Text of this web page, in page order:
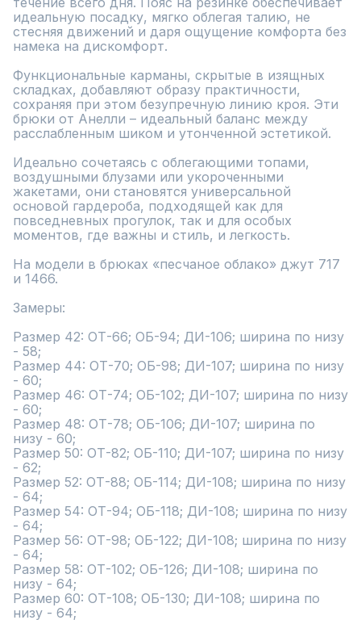
идеальную посадку, мягко облегая талию, не
стесняя движений и даря ощущение комфорта без
намека на дискомфорт.
Функциональные карманы, скрытые в изящных
складках, добавляют образу практичности,
сохраняя при этом безупречную линию кроя. Эти
брюки от Анелли – идеальный баланс между
расслабленным шиком и утонченной эстетикой.
Идеально сочетаясь с облегающими топами,
воздушными блузами или укороченными
жакетами, они становятся универсальной
основой гардероба, подходящей как для
повседневных прогулок, так и для особых
моментов, где важны и стиль, и легкость.
На модели в брюках «песчаное облако» джут 717
и 1466.
Замеры:
Размер 42: ОТ-66; ОБ-94; ДИ-106; ширина по низу
- 58;
Размер 44: ОТ-70; ОБ-98; ДИ-107; ширина по низу
- 60;
Размер 46: ОТ-74; ОБ-102; ДИ-107; ширина по низу
- 60;
Размер 48: ОТ-78; ОБ-106; ДИ-107; ширина по
низу - 60;
Размер 50: ОТ-82; ОБ-110; ДИ-107; ширина по низу
- 62;
Размер 52: ОТ-88; ОБ-114; ДИ-108; ширина по низу
- 64;
Размер 54: ОТ-94; ОБ-118; ДИ-108; ширина по низу
- 64;
Размер 56: ОТ-98; ОБ-122; ДИ-108; ширина по низу
- 64;
Размер 58: ОТ-102; ОБ-126; ДИ-108; ширина по
низу - 64;
Размер 60: ОТ-108; ОБ-130; ДИ-108; ширина по
низу - 64;